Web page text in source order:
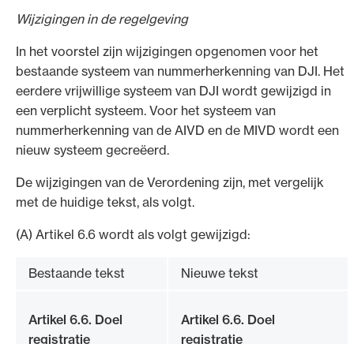
Wijzigingen in de regelgeving
In het voorstel zijn wijzigingen opgenomen voor het
bestaande systeem van nummerherkenning van DJI. Het
eerdere vrijwillige systeem van DJI wordt gewijzigd in
een verplicht systeem. Voor het systeem van
nummerherkenning van de AIVD en de MIVD wordt een
nieuw systeem gecreëerd.
De wijzigingen van de Verordening zijn, met vergelijk
met de huidige tekst, als volgt.
(A) Artikel 6.6 wordt als volgt gewijzigd:
Bestaande tekst Nieuwe tekst
Artikel 6.6. Doel
registratie
Artikel 6.6. Doel
registratie